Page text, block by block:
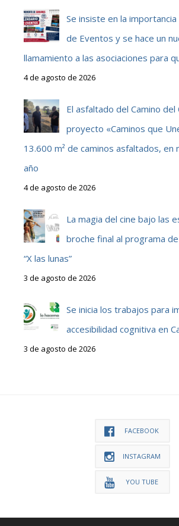
Se insiste en la
de Eventos y se hace un
llamamiento a las asociaciones para
4 de agosto de 2026
El asfaltado del Camino del
proyecto «Caminos que
13.600 m² de caminos asfaltados, en
año
4 de agosto de 2026
La magia del cine bajo las
broche final al programa
“X las lunas”
3 de agosto de 2026
Se inicia los trabajos para
accesibilidad cognitiva en
3 de agosto de 2026
FACEBOOK
INSTAGRAM
YOU TUBE